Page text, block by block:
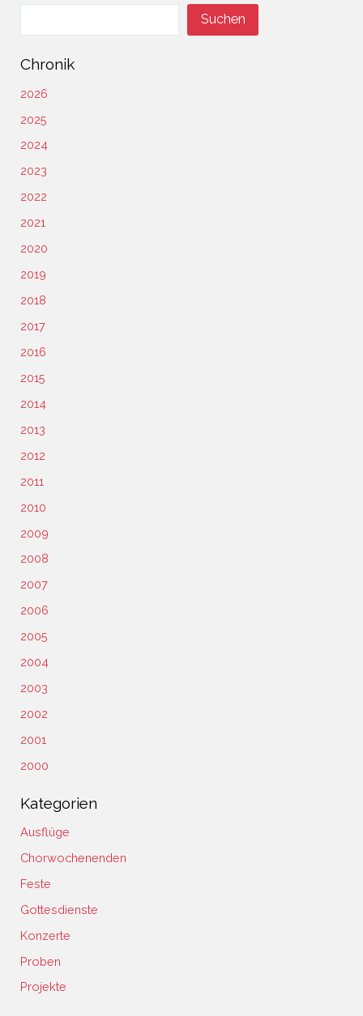
Suchen
Chronik
2026
2025
2024
2023
2022
2021
2020
2019
2018
2017
2016
2015
2014
2013
2012
2011
2010
2009
2008
2007
2006
2005
2004
2003
2002
2001
2000
Kategorien
Ausflüge
Chorwochenenden
Feste
Gottesdienste
Konzerte
Proben
Projekte